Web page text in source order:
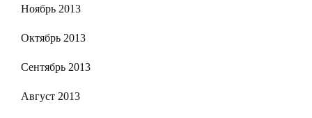
Ноябрь 2013
Октябрь 2013
Сентябрь 2013
Август 2013